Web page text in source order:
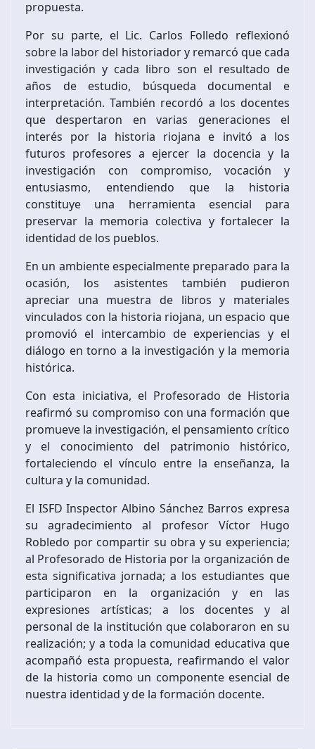
propuesta.
Por su parte, el Lic. Carlos Folledo reflexionó
sobre la labor del historiador y remarcó que cada
investigación y cada libro son el resultado de
años de estudio, búsqueda documental e
interpretación. También recordó a los docentes
que despertaron en varias generaciones el
interés por la historia riojana e invitó a los
futuros profesores a ejercer la docencia y la
investigación con compromiso, vocación y
entusiasmo, entendiendo que la historia
constituye una herramienta esencial para
preservar la memoria colectiva y fortalecer la
identidad de los pueblos.
En un ambiente especialmente preparado para la
ocasión, los asistentes también pudieron
apreciar una muestra de libros y materiales
vinculados con la historia riojana, un espacio que
promovió el intercambio de experiencias y el
diálogo en torno a la investigación y la memoria
histórica.
Con esta iniciativa, el Profesorado de Historia
reafirmó su compromiso con una formación que
promueve la investigación, el pensamiento crítico
y el conocimiento del patrimonio histórico,
fortaleciendo el vínculo entre la enseñanza, la
cultura y la comunidad.
El ISFD Inspector Albino Sánchez Barros expresa
su agradecimiento al profesor Víctor Hugo
Robledo por compartir su obra y su experiencia;
al Profesorado de Historia por la organización de
esta significativa jornada; a los estudiantes que
participaron en la organización y en las
expresiones artísticas; a los docentes y al
personal de la institución que colaboraron en su
realización; y a toda la comunidad educativa que
acompañó esta propuesta, reafirmando el valor
de la historia como un componente esencial de
nuestra identidad y de la formación docente.